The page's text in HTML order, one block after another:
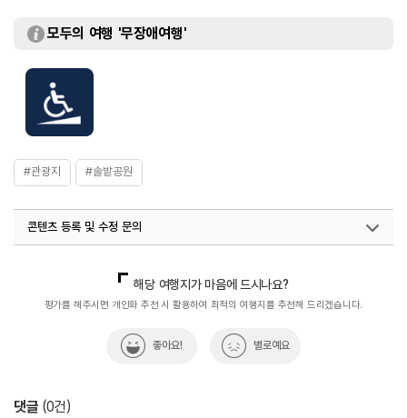
모두의 여행 '무장애여행'
#관광지 #솔밭공원
콘텐츠 등록 및 수정 문의
열린관광콘텐츠팀(열린관광-모두의여행)
033-738-3425
해당 여행지가 마음에 드시나요?
평가를 해주시면 개인화 추천 시 활용하여 최적의 여행지를 추천해 드리겠습니다.
좋아요! 별로예요
댓글 (0건)